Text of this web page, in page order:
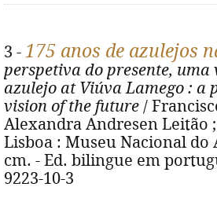
3 - 175 anos de azulejos
perspetiva do presente,
azulejo at Viúva Lamego : a
vision of the future /
Alexandra Andresen Leitão
Lisboa : Museu Nacional do
cm. - Ed. bilingue em
9223-10-3